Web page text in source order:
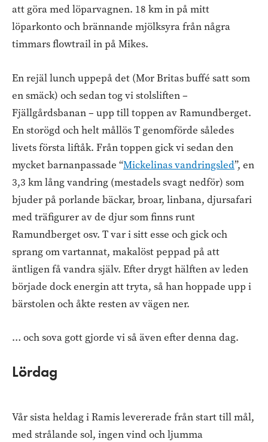
att göra med löparvagnen. 18 km in på mitt
löparkonto och brännande mjölksyra från några
timmars flowtrail in på Mikes.
En rejäl lunch uppepå det (Mor Britas buffé satt som
en smäck) och sedan tog vi stolsliften –
Fjällgårdsbanan – upp till toppen av Ramundberget.
En storögd och helt mållös T genomförde således
livets första liftåk. Från toppen gick vi sedan den
mycket barnanpassade “Mickelinas vandringsled”, en
3,3 km lång vandring (mestadels svagt nedför) som
bjuder på porlande bäckar, broar, linbana, djursafari
med träfigurer av de djur som finns runt
Ramundberget osv. T var i sitt esse och gick och
sprang om vartannat, makalöst peppad på att
äntligen få vandra själv. Efter drygt hälften av leden
började dock energin att tryta, så han hoppade upp i
bärstolen och åkte resten av vägen ner.
… och sova gott gjorde vi så även efter denna dag.
Lördag
Vår sista heldag i Ramis levererade från start till mål,
med strålande sol, ingen vind och ljumma